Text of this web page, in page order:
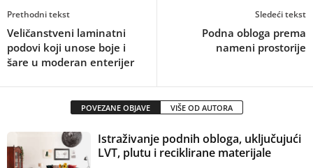
Prethodni tekst
Veličanstveni laminatni
podovi koji unose boje i
šare u moderan enterijer
Sledeći tekst
Podna obloga prema
nameni prostorije
POVEZANE OBJAVE VIŠE OD AUTORA
Istraživanje podnih obloga, uključujući
LVT, plutu i reciklirane materijale